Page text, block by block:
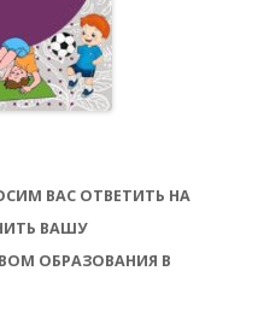
ВАС ОТВЕТИТЬ НА
ВАШУ
ОБРАЗОВАНИЯ В